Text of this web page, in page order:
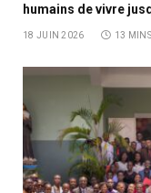
humains de vivre
18 JUIN 2026 13